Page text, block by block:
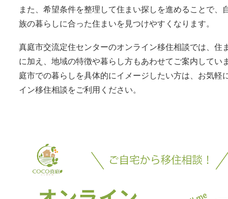
また、希望条件を整理して住まい探しを進めることで、
族の暮らしに合った住まいを見つけやすくなります。
真庭市交流定住センターのオンライン移住相談では、住
に加え、地域の特徴や暮らし方もあわせてご案内してい
庭市での暮らしを具体的にイメージしたい方は、お気軽
イン移住相談をご利用ください。